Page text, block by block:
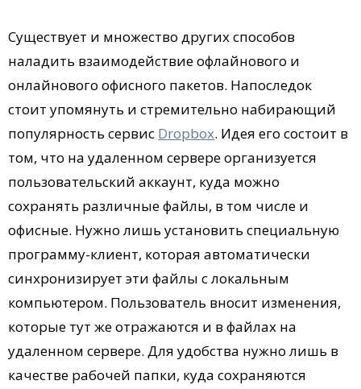
Существует и множество других способов
наладить взаимодействие офлайнового и
онлайнового офисного пакетов. Напоследок
стоит упомянуть и стремительно набирающий
популярность сервис Dropbox. Идея его состоит в
том, что на удаленном сервере организуется
пользовательский аккаунт, куда можно
сохранять различные файлы, в том числе и
офисные. Нужно лишь установить специальную
программу-клиент, которая автоматически
синхронизирует эти файлы с локальным
компьютером. Пользователь вносит изменения,
которые тут же отражаются и в файлах на
удаленном сервере. Для удобства нужно лишь в
качестве рабочей папки, куда сохраняются